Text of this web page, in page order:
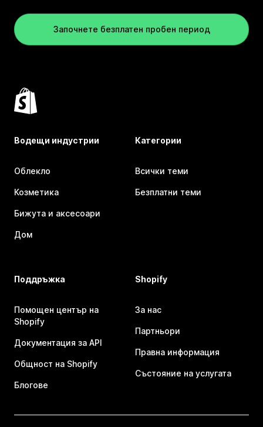
Започнете безплатен пробен период
Водещи индустрии
Облекло
Козметика
Бижута и аксесоари
Дом
Категории
Всички теми
Безплатни теми
Поддръжка
Помощен център на
Shopify
Документация за API
Общност на Shopify
Блогове
Shopify
За нас
Партньори
Правна информация
Състояние на услугата